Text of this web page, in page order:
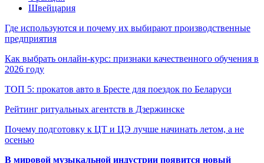
Швейцария
Где используются и почему их выбирают производственные
предприятия
Как выбрать онлайн-курс: признаки качественного обучения в
2026 году
ТОП 5: прокатов авто в Бресте для поездок по Беларуси
Рейтинг ритуальных агентств в Дзержинске
Почему подготовку к ЦТ и ЦЭ лучше начинать летом, а не
осенью
В мировой музыкальной индустрии появится новый